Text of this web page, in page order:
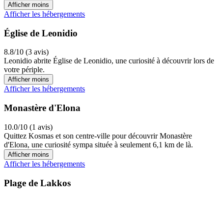
Afficher moins
Afficher les hébergements
Église de Leonidio
8.8/10 (3 avis)
Leonidio abrite Église de Leonidio, une curiosité à découvrir lors de
votre périple.
Afficher moins
Afficher les hébergements
Monastère d'Elona
10.0/10 (1 avis)
Quittez Kosmas et son centre-ville pour découvrir Monastère
d'Elona, une curiosité sympa située à seulement 6,1 km de là.
Afficher moins
Afficher les hébergements
Plage de Lakkos